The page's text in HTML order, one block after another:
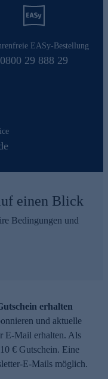
EASy-Bestellung
0800 29 888 29
einen Blick
Bedingungen und
erhalten
und aktuelle
E-Mail erhalten. Als
€ Gutschein. Eine
E-Mails möglich.